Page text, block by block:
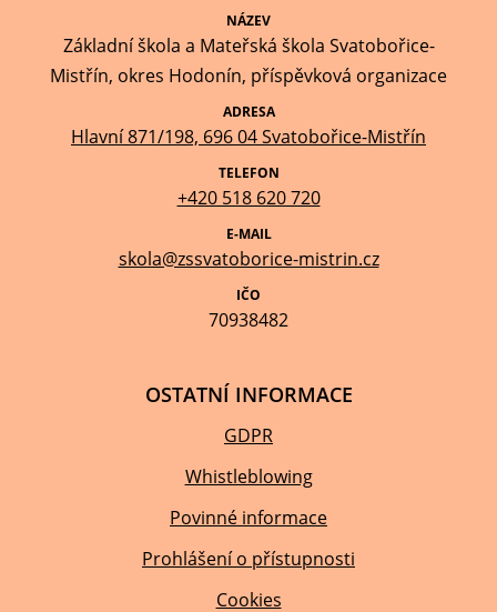
+420 518 620 720
E-MAIL
skola@zssvatoborice-mistrin.cz
IČO
70938482
OSTATNÍ INFORMACE
GDPR
Whistleblowing
Povinné informace
NAŠI PARTNEŘI